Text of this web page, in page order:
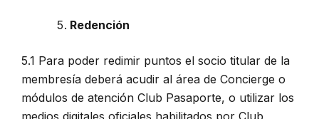
Redención
5.1 Para poder redimir puntos el socio titular de la
membresía deberá acudir al área de Concierge o
módulos de atención Club Pasaporte, o utilizar los
medios digitales oficiales habilitados por Club